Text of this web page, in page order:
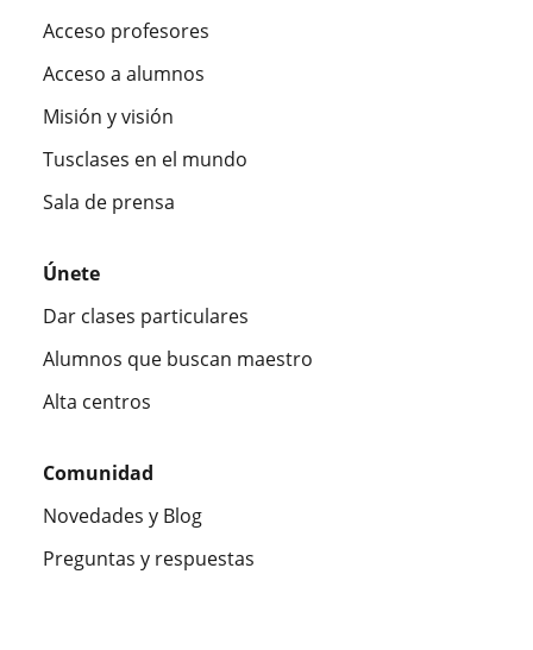
Acceso profesores
Acceso a alumnos
Misión y visión
Tusclases en el mundo
Sala de prensa
Únete
Dar clases particulares
Alumnos que buscan maestro
Alta centros
Comunidad
Novedades y Blog
Preguntas y respuestas